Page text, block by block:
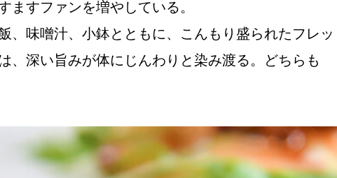
すファンを増やしている。
、味噌汁、小鉢とともに、こんもり盛られたフレッ
、深い旨みが体にじんわりと染み渡る。どちらも